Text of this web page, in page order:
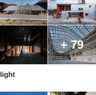
+ 79
light